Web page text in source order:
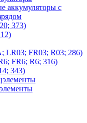
аккумуляторы с
373)
FR03; R03; 286)
FR6; R6; 316)
343)